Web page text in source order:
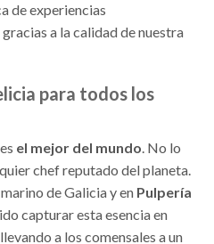
de experiencias
a la calidad de nuestra
para todos los
el mejor del mundo. No lo
chef reputado del planeta.
de Galicia y en Pulpería
capturar esta esencia en
a los comensales a un